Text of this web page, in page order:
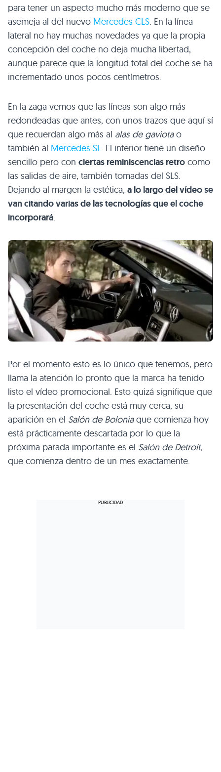
para tener un aspecto mucho más moderno que se
asemeja al del nuevo Mercedes CLS. En la línea
lateral no hay muchas novedades ya que la propia
concepción del coche no deja mucha libertad,
aunque parece que la longitud total del coche se ha
incrementado unos pocos centímetros.
En la zaga vemos que las líneas son algo más
redondeadas que antes, con unos trazos que aquí sí
que recuerdan algo más al alas de gaviotao
también al Mercedes SL. El interior tiene un diseño
sencillo pero con ciertas reminiscencias retro como
las salidas de aire, también tomadas del SLS.
Dejando al margen la estética, a lo largo del vídeo se
van citando varias de las tecnologías que el coche
incorporará.
Por el momento esto es lo único que tenemos, pero
llama la atención lo pronto que la marca ha tenido
listo el vídeo promocional. Esto quizá signifique que
la presentación del coche está muy cerca; su
aparición en el Salón de Boloniaque comienza hoy
está prácticamente descartada por lo que la
próxima parada importante es el Salón de Detroit,
que comienza dentro de un mes exactamente.